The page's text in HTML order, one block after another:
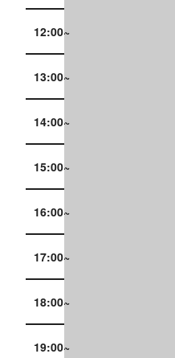
12:00~
13:00~
14:00~
15:00~
16:00~
17:00~
18:00~
19:00~